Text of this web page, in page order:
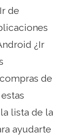
de
¿Ir
de
lista de la
ayudarte